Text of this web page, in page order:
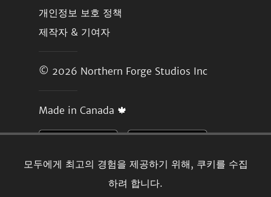
모두에게 최고의 경험을 제공하기 위해, 쿠키를 수집
하려 합니다.
개인정보 보호 정책
제작자 & 기여자
© 2026 Northern Forge Studios Inc
Made in Canada 🍁